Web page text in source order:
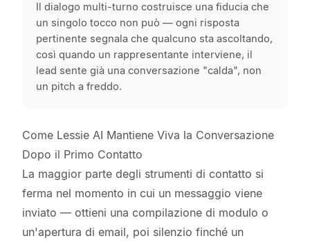
Il dialogo multi-turno costruisce una fiducia che
un singolo tocco non può — ogni risposta
pertinente segnala che qualcuno sta ascoltando,
così quando un rappresentante interviene, il
lead sente già una conversazione "calda", non
un pitch a freddo.
Come Lessie AI Mantiene Viva la Conversazione
Dopo il Primo Contatto
La maggior parte degli strumenti di contatto si
ferma nel momento in cui un messaggio viene
inviato — ottieni una compilazione di modulo o
un'apertura di email, poi silenzio finché un